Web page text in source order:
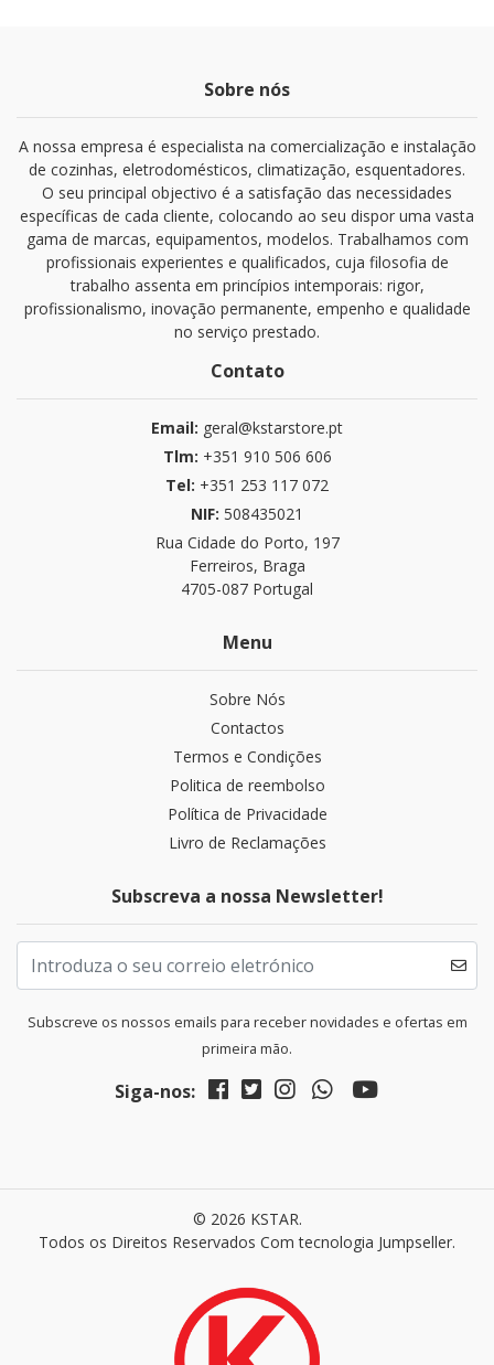
Sobre nós
A nossa empresa é especialista na comercialização e instalação
de cozinhas, eletrodomésticos, climatização, esquentadores.
O seu principal objectivo é a satisfação das necessidades
específicas de cada cliente, colocando ao seu dispor uma vasta
gama de marcas, equipamentos, modelos. Trabalhamos com
profissionais experientes e qualificados, cuja filosofia de
trabalho assenta em princípios intemporais: rigor,
profissionalismo, inovação permanente, empenho e qualidade
no serviço prestado.
Contato
Email: geral@kstarstore.pt
Tlm: +351 910 506 606
Tel: +351 253 117 072
NIF: 508435021
Rua Cidade do Porto, 197
Ferreiros, Braga
4705-087 Portugal
Menu
Sobre Nós
Contactos
Termos e Condições
Politica de reembolso
Política de Privacidade
Livro de Reclamações
Subscreva a nossa Newsletter!
Subscreve os nossos emails para receber novidades e ofertas em
primeira mão.
Siga-nos:
© 2026 KSTAR.
Todos os Direitos Reservados Com tecnologia Jumpseller.